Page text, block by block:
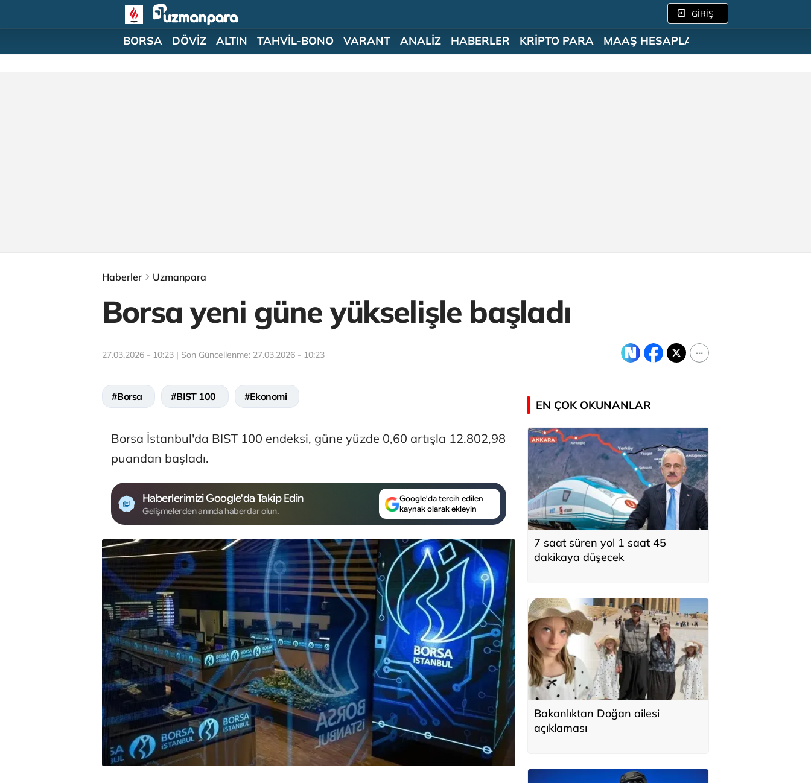
GİRİŞ
BORSA DÖVİZ ALTIN TAHVİL-BONO VARANT ANALİZ HABERLER KRİPTO PARA MAAŞ HESAPLAMA
Haberler Uzmanpara
Borsa yeni güne yükselişle başladı
27.03.2026 - 10:23 | Son Güncellenme: 27.03.2026 - 10:23
#Borsa #BIST 100 #Ekonomi
Borsa İstanbul'da BIST 100 endeksi, güne yüzde 0,60 artışla 12.802,98
puandan başladı.
Haberlerimizi Google'da Takip Edin
Gelişmelerden anında haberdar olun.
Google'da tercih edilen
kaynak olarak ekleyin
EN ÇOK OKUNANLAR
7 saat süren yol 1 saat 45
dakikaya düşecek
Bakanlıktan Doğan ailesi
açıklaması